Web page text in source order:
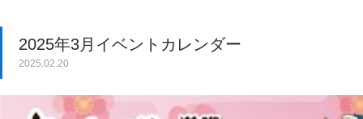
2025年3月イベントカレンダー
2025.02.20